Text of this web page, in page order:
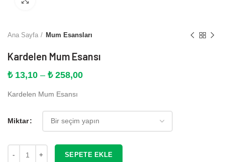
Ana Sayfa Mum Esansları
Kardelen Mum Esansı
₺13,10 – ₺258,00Fiyat
Kardelen Mum Esansı
Miktar
SEPETE EKLE